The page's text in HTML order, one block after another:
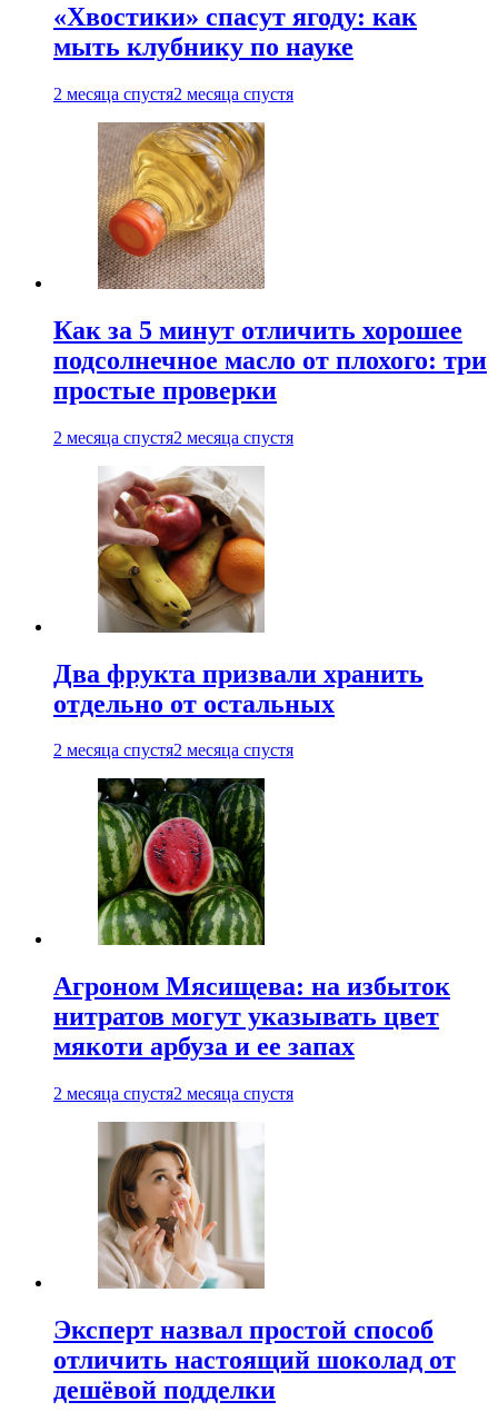
«Хвостики» спасут ягоду: как
мыть клубнику по науке
2 месяца спустя2 месяца спустя
Как за 5 минут отличить хорошее
подсолнечное масло от плохого: три
простые проверки
2 месяца спустя2 месяца спустя
Два фрукта призвали хранить
отдельно от остальных
2 месяца спустя2 месяца спустя
Агроном Мясищева: на избыток
нитратов могут указывать цвет
мякоти арбуза и ее запах
2 месяца спустя2 месяца спустя
Эксперт назвал простой способ
отличить настоящий шоколад от
дешёвой подделки